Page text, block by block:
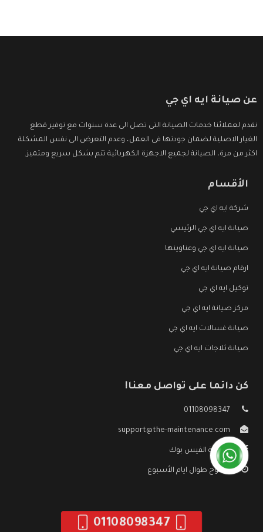
عن صيانة ايه اي جي
نقدم لعملائنا خدمات الصيانة التى تصل الى عدة سنوات مع توفير قطع
الغيار الاصلية لضمان جودتها فى العمل، وعدم التعرض الى نفس المشكلة
اكثر من مرة، الصيانة لجميع الاجهزة الكهربائية تتم بشكل سريع ومتميز.
الأقسام
شركة ايه اي جي
صيانة ايه اي جي الرئيسي
صيانة ايه اي جي وعناوينها
ارقام صيانة ايه اي جي
توكيل ايه اي جي
مركز صيانة ايه اي جي
صيانة غسالات ايه اي جي
صيانة ثلاجات ايه اي جي
كن دائما على تواصل معنا!
01108098347
support@the-maintenance.com
صفحة الفيس بوك
مفتوح طوال ايام الأسبوع
01108098347